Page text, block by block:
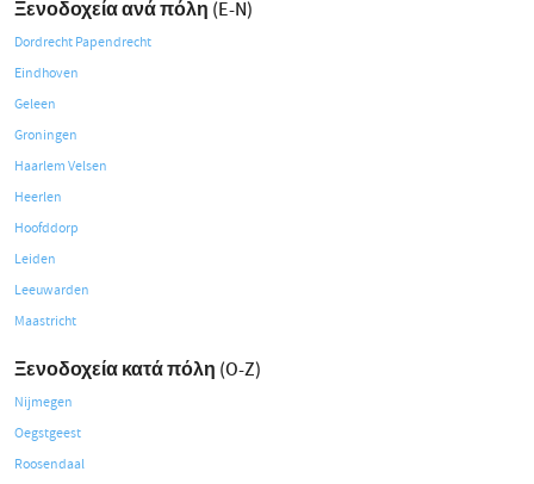
Ξενοδοχεία ανά πόλη (E-N)
Dordrecht Papendrecht
Eindhoven
Geleen
Groningen
Haarlem Velsen
Heerlen
Hoofddorp
Leiden
Leeuwarden
Maastricht
Ξενοδοχεία κατά πόλη (O-Z)
Nijmegen
Oegstgeest
Roosendaal